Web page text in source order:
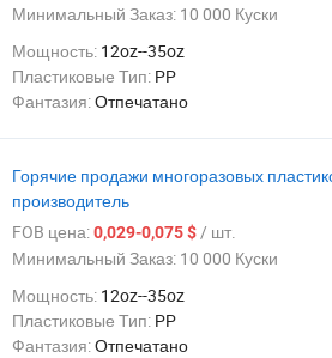
Минимальный Заказ: 10 000 Куски
Мощность: 12oz--35oz
Пластиковые Тип: PP
Фантазия:Отпечатано
Горячие продажи многоразовых
производитель
FOB цена:0,029-0,075 $/ шт.
Минимальный Заказ: 10 000 Куски
Мощность: 12oz--35oz
Пластиковые Тип: PP
Фантазия:Отпечатано